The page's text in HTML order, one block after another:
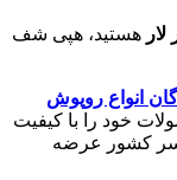
هستید، هپی شف
انواع روپوش
خود را با کیفیت
کشور عرضه